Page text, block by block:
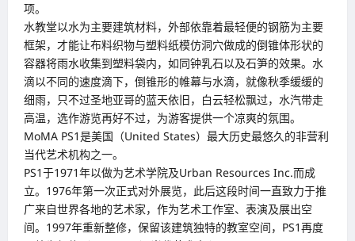
项。
水教堂以水为主要建筑材料，外部依靠着最轻便的钢筋为主要
框架，才能让布料织物与塑料纸模仿洞穴做成的倒锥体形状的
容器将雨水收集到塑料袋内，如同钟乳石以及石笋的效果。水
滴以不同的速度滴下，倒锥形的帷幕与水滴，就像秋季缓缓的
细雨，只不过圣地亚哥的蓝天依旧，白云轻松飘过，水汽带走
高温，选作游览再好不过，为游客提供一个凉爽的氛围。
MoMA PS1是美国（United States）最大历史最悠久的非营利
当代艺术机构之一。
PS1于1971年以做为艺术学院及Urban Resources Inc.而成
立。1976年第一次正式对外展览，此后这段时间一直致力于推
广来自世界各地的艺术家，作为艺术工作室、表演及展出空
间。1997年重新整修，保留该建筑独特的教室空间，PS1再度